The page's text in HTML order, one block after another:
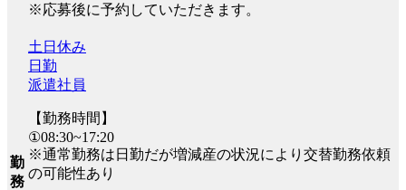
※応募後に予約していただきます。
勤
務
土日休み
日勤
派遣社員
【勤務時間】
①08:30~17:20
※通常勤務は日勤だが増減産の状況により交替勤務依頼
の可能性あり